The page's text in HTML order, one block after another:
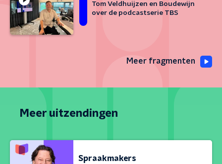
Tom Veldhuijzen en Boudewijn
over de podcastserie TBS
Meer fragmenten
Meer uitzendingen
Spraakmakers